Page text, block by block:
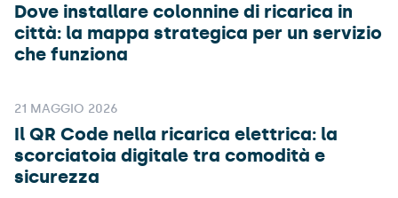
Dove installare colonnine di ricarica in
città: la mappa strategica per un servizio
che funziona
21 MAGGIO 2026
Il QR Code nella ricarica elettrica: la
scorciatoia digitale tra comodità e
sicurezza